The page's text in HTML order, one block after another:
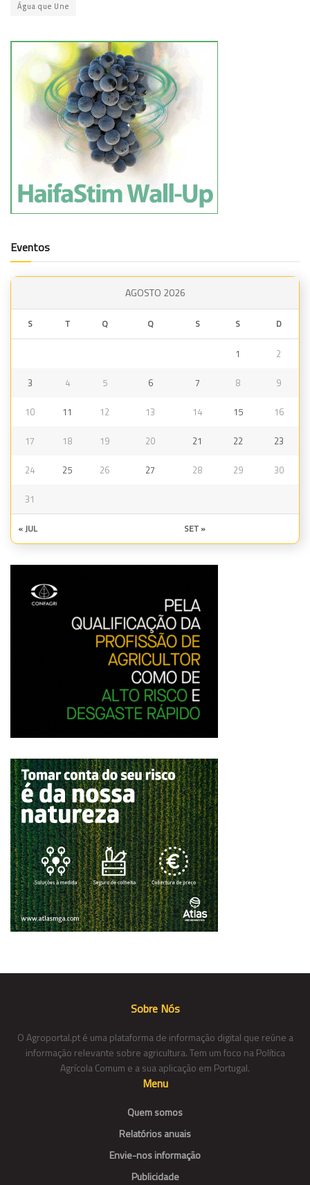
Água que Une
Eventos
AGOSTO 2026
S T Q Q S S D
1 2
3 4 5 6 7 8 9
10 11 12 13 14 15 16
17 18 19 20 21 22 23
24 25 26 27 28 29 30
31
« JUL SET »
Sobre Nós
O Agroportal.pt é uma plataforma de informação digital que reúne a
informação relevante sobre agricultura. Tem um foco na Política
Agrícola Comum e a sua aplicação em Portugal.
Menu
Quem somos
Relatórios anuais
Envie-nos informação
Publicidade